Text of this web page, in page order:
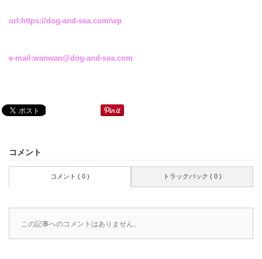
url:https://dog-and-sea.com/wp
e-mail:wanwan@dog-and-sea.com
コメント
コメント ( 0 ) トラックバック ( 0 )
この記事へのコメントはありません。